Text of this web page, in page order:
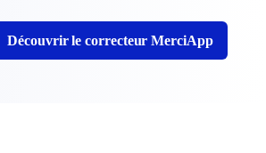
Découvrir le correcteur MerciApp